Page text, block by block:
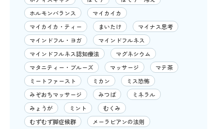
ホルモンバランス
マイカイカ
マイカイカ・ティー
まいたけ
マイナス思考
マインドフル・ヨガ
マインドフルネス
マインドフルネス認知療法
マグネシウム
マタニティー・ブルーズ
マッサージ
マテ茶
ミートファースト
ミカン
ミス恐怖
みぞおちマッサージ
みつば
ミネラル
みょうが
ミント
むくみ
むずむず脚症候群
メーラビアンの法則